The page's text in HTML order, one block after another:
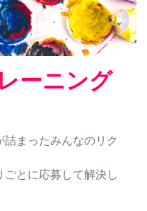
ーニング
まったみんなのリク
とに応募して解決し